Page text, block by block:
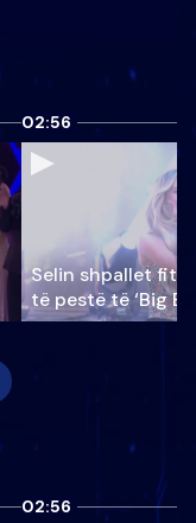
02:56
Selin shpallet
të pestë të ‘Big
02:56